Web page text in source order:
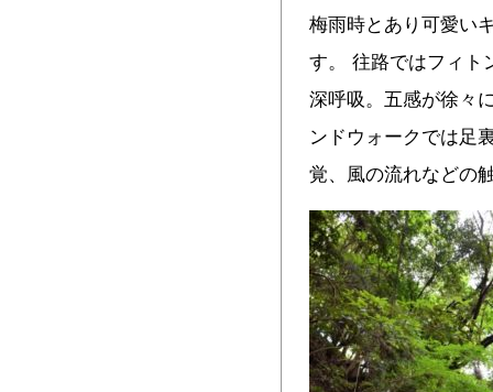
梅雨時とあり可愛い
す。 往路ではフィト
深呼吸。五感が徐々
ンドウォークでは足
覚、風の流れなどの